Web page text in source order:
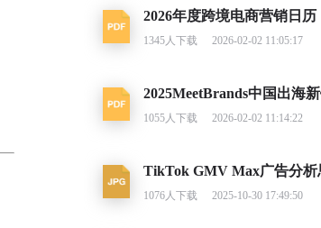
2026年度跨境电商营销日历
1345人下载 2026-02-02 11:05:17
1055人下载 2026-02-02 11:14:22
1076人下载 2025-10-30 17:49:50